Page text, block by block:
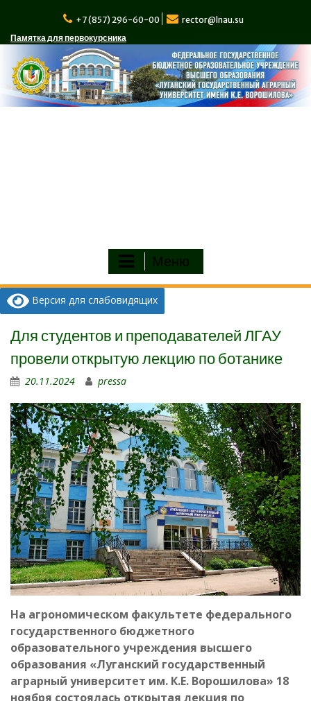
содержимому
+7 (857) 296-60-00
rector@lnau.su
Памятка для первокурсника
Меню
Версия для слабовидящих
Для студентов и преподавателей ЛГАУ
провели открытую лекцию по ботанике
20.11.2024 pressa
На агрономическом факультете федерального
государственного бюджетного
образовательного учреждения высшего
образования «Луганский государственный
аграрный университет им. К.Е. Ворошилова» 18
ноября состоялась открытая лекция по